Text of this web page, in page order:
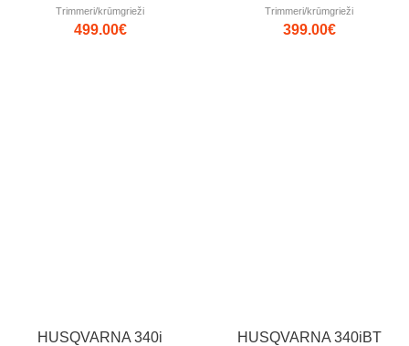
Trimmeri/krūmgrieži
499.00€
Trimmeri/krūmgrieži
399.00€
HUSQVARNA 340i HUSQVARNA 340iBT